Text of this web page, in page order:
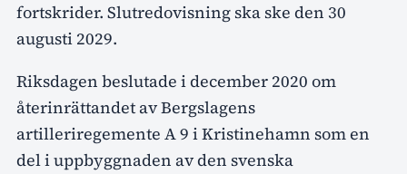
fortskrider. Slutredovisning ska ske den 30
augusti 2029.
Riksdagen beslutade i december 2020 om
återinrättandet av Bergslagens
artilleriregemente A 9 i Kristinehamn som en
del i uppbyggnaden av den svenska